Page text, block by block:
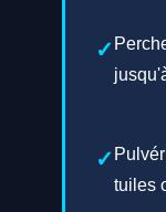
tuiles